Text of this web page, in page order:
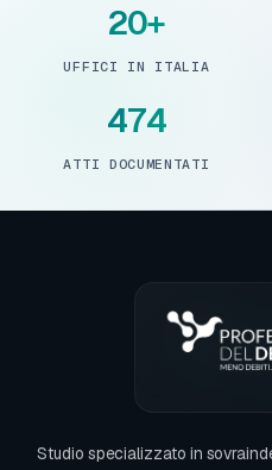
20+
UFFICI IN ITALIA
474
ATTI DOCUMENTATI
Studio specializzato in